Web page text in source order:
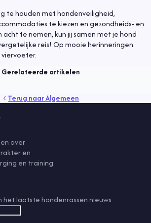
te houden met hondenveiligheid,
te kiezen en gezondheids- en
te nemen, kun jij samen met je hond
reis! Op mooie herinneringen
Gerelateerde artikelen
verzorgingvlooien
Terug naarAlgemeen
over
en
en training.
laatste hondenrassen nieuws.